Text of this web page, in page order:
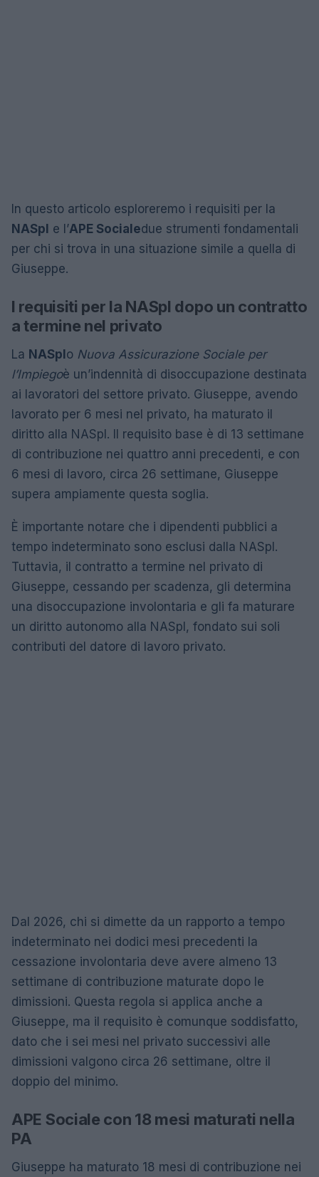
In questo articolo esploreremo i requisiti per la
NASpI e l’APE Socialedue strumenti fondamentali
per chi si trova in una situazione simile a quella di
Giuseppe.
I requisiti per la NASpI dopo un contratto
a termine nel privato
La NASpI o Nuova Assicurazione Sociale per
l’Impiegoè un’indennità di disoccupazione destinata
ai lavoratori del settore privato. Giuseppe, avendo
lavorato per 6 mesi nel privato, ha maturato il
diritto alla NASpI. Il requisito base è di 13 settimane
di contribuzione nei quattro anni precedenti, e con
6 mesi di lavoro, circa 26 settimane, Giuseppe
supera ampiamente questa soglia.
È importante notare che i dipendenti pubblici a
tempo indeterminato sono esclusi dalla NASpI.
Tuttavia, il contratto a termine nel privato di
Giuseppe, cessando per scadenza, gli determina
una disoccupazione involontaria e gli fa maturare
un diritto autonomo alla NASpI, fondato sui soli
contributi del datore di lavoro privato.
Dal 2026, chi si dimette da un rapporto a tempo
indeterminato nei dodici mesi precedenti la
cessazione involontaria deve avere almeno 13
settimane di contribuzione maturate dopo le
dimissioni. Questa regola si applica anche a
Giuseppe, ma il requisito è comunque soddisfatto,
dato che i sei mesi nel privato successivi alle
dimissioni valgono circa 26 settimane, oltre il
doppio del minimo.
APE Sociale con 18 mesi maturati nella
PA
Giuseppe ha maturato 18 mesi di contribuzione nei